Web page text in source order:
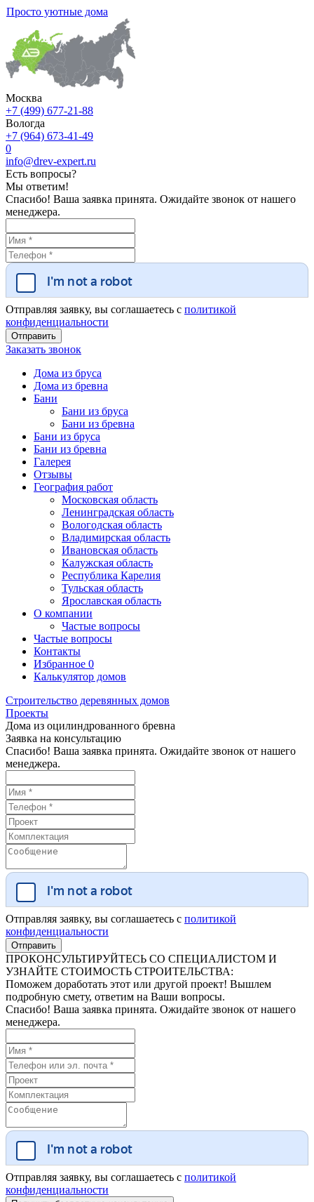
Просто уютные дома
Москва
+7 (499) 677-21-88
Вологда
+7 (964) 673-41-49
0
info@drev-expert.ru
Есть вопросы?
Мы ответим!
Спасибо! Ваша заявка принята. Ожидайте звонок от нашего
менеджера.
Отправляя заявку, вы соглашаетесь с политикой
конфиденциальности
Заказать звонок
Дома из бруса
Дома из бревна
Бани
Бани из бруса
Бани из бревна
Бани из бруса
Бани из бревна
Галерея
Отзывы
География работ
Московская область
Ленинградская область
Вологодская область
Владимирская область
Ивановская область
Калужская область
Республика Карелия
Тульская область
Ярославская область
О компании
Частые вопросы
Частые вопросы
Контакты
Избранное 0
Калькулятор домов
Строительство деревянных домов
Проекты
Дома из оцилиндрованного бревна
Заявка на консультацию
Спасибо! Ваша заявка принята. Ожидайте звонок от нашего
менеджера.
Отправляя заявку, вы соглашаетесь с политикой
конфиденциальности
ПРОКОНСУЛЬТИРУЙТЕСЬ СО СПЕЦИАЛИСТОМ И
УЗНАЙТЕ СТОИМОСТЬ СТРОИТЕЛЬСТВА:
Поможем доработать этот или другой проект! Вышлем
подробную смету, ответим на Ваши вопросы.
Спасибо! Ваша заявка принята. Ожидайте звонок от нашего
менеджера.
Отправляя заявку, вы соглашаетесь с политикой
конфиденциальности